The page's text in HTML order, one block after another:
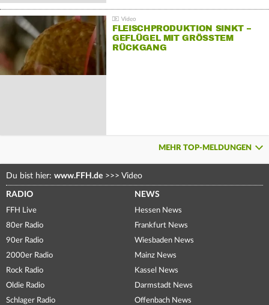
FLEISCHPRODUKTION SINKT –
GEFLÜGEL MIT GRÖSSTEM R
ÜCKGANG
MEHR TOP-MELDUNGEN
Du bist hier: www.FFH.de >>> Video
RADIO
FFH Live
80er Radio
90er Radio
2000er Radio
Rock Radio
Oldie Radio
Schlager Radio
NEWS
Hessen News
Frankfurt News
Wiesbaden News
Mainz News
Kassel News
Darmstadt News
Offenbach News